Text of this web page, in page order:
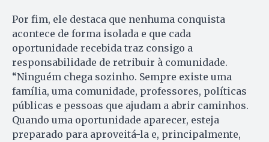
Por fim, ele destaca que nenhuma conquista
acontece de forma isolada e que cada
oportunidade recebida traz consigo a
responsabilidade de retribuir à comunidade.
“Ninguém chega sozinho. Sempre existe uma
família, uma comunidade, professores, políticas
públicas e pessoas que ajudam a abrir caminhos.
Quando uma oportunidade aparecer, esteja
preparado para aproveitá-la e, principalmente,